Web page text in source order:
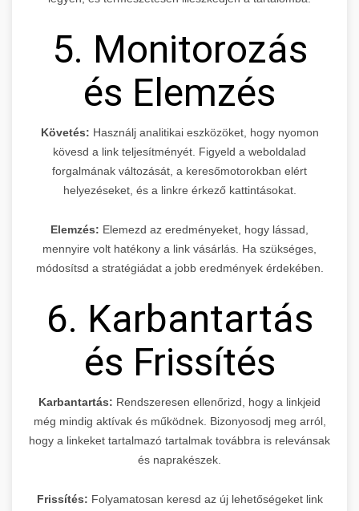
5. Monitorozás
és Elemzés
Követés: Használj analitikai eszközöket, hogy nyomon
kövesd a link teljesítményét. Figyeld a weboldalad
forgalmának változását, a keresőmotorokban elért
helyezéseket, és a linkre érkező kattintásokat.
Elemzés: Elemezd az eredményeket, hogy lássad,
mennyire volt hatékony a link vásárlás. Ha szükséges,
módosítsd a stratégiádat a jobb eredmények érdekében.
6. Karbantartás
és Frissítés
Karbantartás: Rendszeresen ellenőrizd, hogy a linkjeid
még mindig aktívak és működnek. Bizonyosodj meg arról,
hogy a linkeket tartalmazó tartalmak továbbra is relevánsak
és naprakészek.
Frissítés: Folyamatosan keresd az új lehetőségeket link